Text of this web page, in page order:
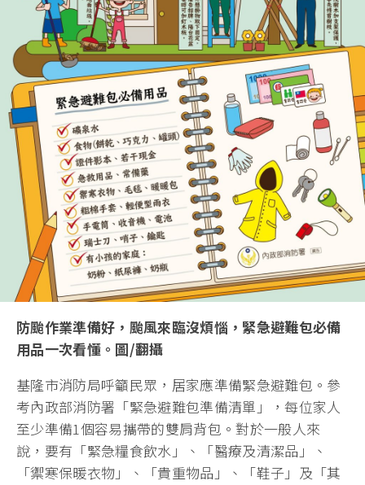
防颱作業準備好，颱風來臨沒煩惱，緊急避難包必備
用品一次看懂。圖/翻攝
基隆市消防局呼籲民眾，居家應準備緊急避難包。參
考內政部消防署「緊急避難包準備清單」，每位家人
至少準備1個容易攜帶的雙肩背包。對於一般人來
說，要有「緊急糧食飲水」、「醫療及清潔品」、
「禦寒保暖衣物」、「貴重物品」、「鞋子」及「其